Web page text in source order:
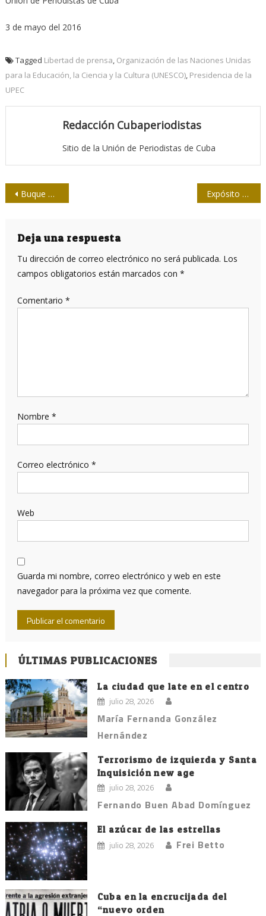
3 de mayo del 2016
Tagged Libertad de prensa, Organización de las Naciones Unidas
para la Educación, la Ciencia y la Cultura (UNESCO), Presidencia de la
UPEC
Redacción Cubaperiodistas
Sitio de la Unión de Periodistas de Cuba
Navegación
entradas
Buque Adonia reabre ruta de cruceros EE.UU-Cuba Expósito Canto : Este es un reconocimiento al pueblo
Deja una respuesta
Tu dirección de correo electrónico no será publicada. Los
campos obligatorios están marcados con *
Comentario *
Nombre *
Correo electrónico *
Web
Guarda mi nombre, correo electrónico y web en este
navegador para la próxima vez que comente.
ÚLTIMAS PUBLICACIONES
La ciudad que late en el centro
julio 28, 2026
María Fernanda González
Hernández
Terrorismo de izquierda y Santa
Inquisición new age
julio 28, 2026
Fernando Buen Abad Domínguez
El azúcar de las estrellas
julio 28, 2026 Frei Betto
Cuba en la encrucijada del
“nuevo orden